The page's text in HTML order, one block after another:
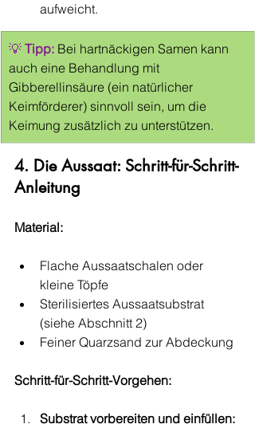
aufweicht.
💡 Tipp: Bei hartnäckigen Samen kann
auch eine Behandlung mit
Gibberellinsäure (ein natürlicher
Keimförderer) sinnvoll sein, um die
Keimung zusätzlich zu unterstützen.
4. Die Aussaat: Schritt-für-Schritt-
Anleitung
Material:
Flache Aussaatschalen oder
kleine Töpfe
Sterilisiertes Aussaatsubstrat
(siehe Abschnitt 2)
Feiner Quarzsand zur Abdeckung
Schritt-für-Schritt-Vorgehen:
Substrat vorbereiten und einfüllen: